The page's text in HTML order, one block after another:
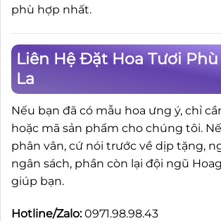
phù hợp nhất.
Liên Hệ Đặt Hoa Tươi Phù
La
Nếu bạn đã có mẫu hoa ưng ý, chỉ
hoặc mã sản phẩm cho chúng tôi.
phân vân, cứ nói trước về dịp tặng,
ngân sách, phần còn lại đội ngũ
giúp bạn.
Hotline/Zalo:0971.98.98.43